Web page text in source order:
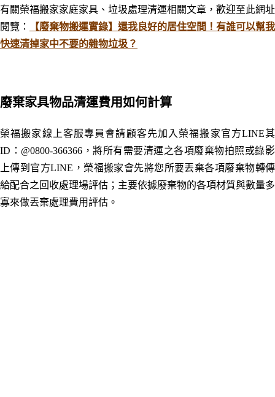
有關榮福搬家家庭家具、垃圾處理清運相關文章，歡迎至此網址
閱覽：
【廢棄物搬運實錄】還我良好的居住空間！有誰可以幫我
快速清掉家中不要的雜物垃圾？
廢棄家具物品清運費用如何計算
榮福搬家線上客服專員會請顧客先加入榮福搬家官方LINE其
ID：@0800-366366，將所有需要清運之各項廢棄物拍照或錄影
上傳到官方LINE，榮福搬家會先將您所要丟棄各項廢棄物轉傳
給配合之回收處理場評估；主要依據廢棄物的各項材質與數量多
寡來做丟棄處理費用評估。